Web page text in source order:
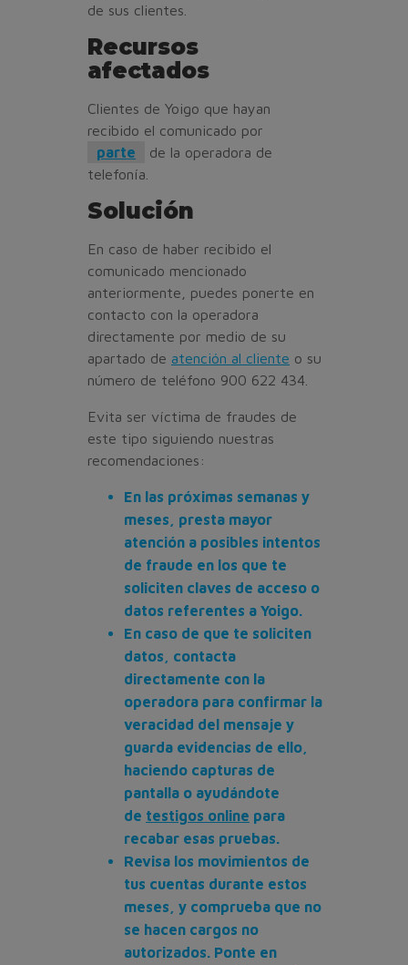
de sus clientes.
Recursos
afectados
Clientes de Yoigo que hayan
recibido el comunicado por
parte
de la operadora de
telefonía.
Solución
En caso de haber recibido el
comunicado mencionado
anteriormente, puedes ponerte en
contacto con la operadora
directamente por medio de su
apartado de atención al cliente o su
número de teléfono 900 622 434.
Evita ser víctima de fraudes de
este tipo siguiendo nuestras
recomendaciones:
En las próximas semanas y
meses, presta mayor
atención a posibles intentos
de fraude en los que te
soliciten claves de acceso o
datos referentes a Yoigo.
En caso de que te soliciten
datos, contacta
directamente con la
operadora para confirmar la
veracidad del mensaje y
guarda evidencias de ello,
haciendo capturas de
pantalla o ayudándote
de testigos online para
recabar esas pruebas.
Revisa los movimientos de
tus cuentas durante estos
meses, y comprueba que no
se hacen cargos no
autorizados. Ponte en